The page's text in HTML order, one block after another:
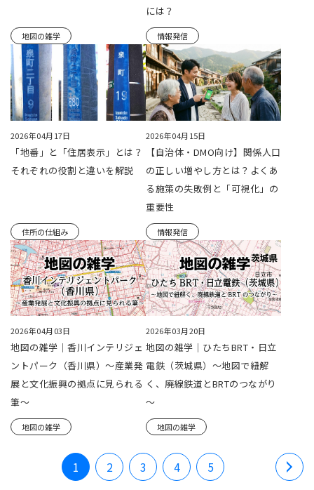
地図の雑学
には？
情報発信
2026年04月17日
「地番」と「住居表示」とは？
それぞれの役割と違いを解説
住所の仕組み
2026年04月15日
【自治体・DMO向け】関係人口
の正しい増やし方とは？よくあ
る施策の失敗例と「可視化」の
重要性
情報発信
2026年04月03日
地図の雑学｜香川インテリジェ
ントパーク（香川県）～産業発
展と文化振興の拠点に見られる
筆～
地図の雑学
2026年03月20日
地図の雑学｜ひたちBRT・日立
電鉄（茨城県）～地図で紐解
く、廃線鉄道とBRTのつながり
～
地図の雑学
1 2 3 4 5